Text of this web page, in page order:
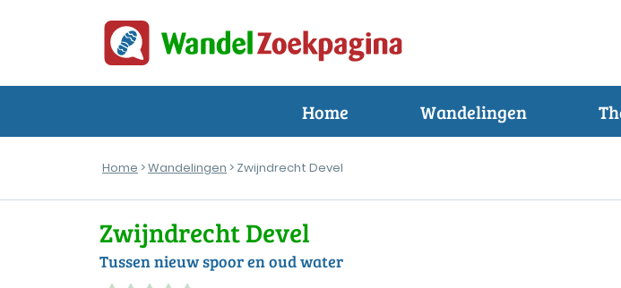
Home Wandelingen
Home >Wandelingen > Zwijndrecht Devel
Zwijndrecht Devel
Tussen nieuw spoor en oud water